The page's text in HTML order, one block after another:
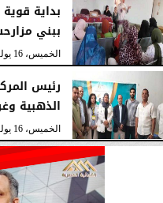
بداية قوية
ببني
الخميس، 16 يوليو 2026
رئيس
الذهبية
الخميس، 16 يوليو 2026